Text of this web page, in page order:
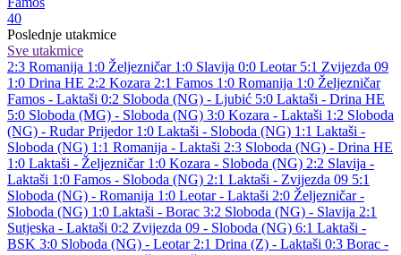
40
Poslednje utakmice
Sve utakmice
2:3 Romanija 1:0 Željezničar 1:0 Slavija 0:0 Leotar 5:1 Zvijezda 09
1:0 Drina HE 2:2 Kozara 2:1 Famos 1:0 Romanija 1:0 Željezničar
Famos - Laktaši 0:2 Sloboda (NG) - Ljubić 5:0 Laktaši - Drina HE
5:0 Sloboda (MG) - Sloboda (NG) 3:0 Kozara - Laktaši 1:2 Sloboda
(NG) - Rudar Prijedor 1:0 Laktaši - Sloboda (NG) 1:1 Laktaši -
Sloboda (NG) 1:1 Romanija - Laktaši 2:3 Sloboda (NG) - Drina HE
1:0 Laktaši - Željezničar 1:0 Kozara - Sloboda (NG) 2:2 Slavija -
Laktaši 1:0 Famos - Sloboda (NG) 2:1 Laktaši - Zvijezda 09 5:1
Sloboda (NG) - Romanija 1:0 Leotar - Laktaši 2:0 Željezničar -
Sloboda (NG) 1:0 Laktaši - Borac 3:2 Sloboda (NG) - Slavija 2:1
Sutjeska - Laktaši 0:2 Zvijezda 09 - Sloboda (NG) 6:1 Laktaši -
BSK 3:0 Sloboda (NG) - Leotar 2:1 Drina (Z) - Laktaši 0:3 Borac -